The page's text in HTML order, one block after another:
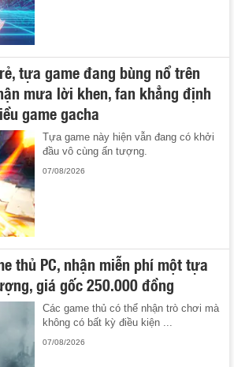
tựa game đang bùng nổ trên
mưa lời khen, fan khẳng định
game gacha
Tựa game này hiện vẫn đang có khởi
đầu vô cùng ấn tượng.
07/08/2026
thủ PC, nhận miễn phí một tựa
giá gốc 250.000 đồng
Các game thủ có thể nhận trò chơi mà
không có bất kỳ điều kiện ...
07/08/2026